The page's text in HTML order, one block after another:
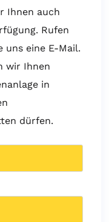
Ihnen auch
Rufen
uns eine E-Mail.
wir Ihnen
in
dürfen.